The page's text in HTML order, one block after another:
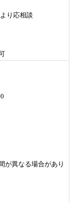
り応相談
が異なる場合があり